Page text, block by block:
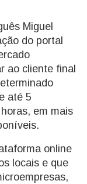
Miguel
do portal
ao cliente final
até 5
em mais
online
locais e que